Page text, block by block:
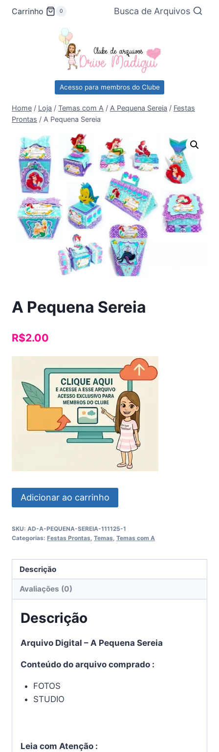
Pular
Carrinho 0 Busca de Arquivos
Acesso para membros do Clube
Home / Loja / Temas com A / A Pequena Sereia / Festas
Prontas / A Pequena Sereia
A Pequena Sereia
R$2.00
Pequena
quantidade
Adicionar ao carrinho
SKU: AD-A-PEQUENA-SEREIA-111125-1
Categorias: Festas Prontas, Temas, Temas com A
Descrição
Avaliações (0)
Descrição
Arquivo Digital – A Pequena Sereia
Conteúdo do arquivo comprado :
FOTOS
STUDIO
Leia com Atenção :